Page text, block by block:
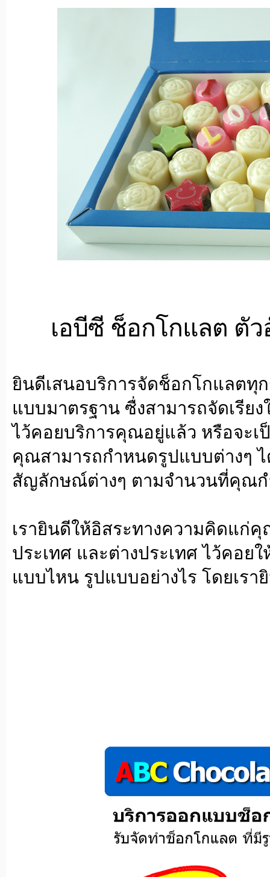
เอบีซี ช็อกโกแลต ตัว
ยินดีเสนอบริการจัดช็อกโกแลตทุ
แบบมาตรฐาน ซื่งสามารถจัดเรีย
ไว้คอยบริการคุณอยู่แล้ว หรือจะเ
คุณสามารถกำหนดรูปแบบต่างๆ ไ
สัญลักษณ์ต่างๆ ตามจำนวนที่คุณ
เรายินดีให้อิสระทางความคิดแก่
ประเทศ และต่างประเทศ ไว้คอ
แบบไหน รูปแบบอย่างไร โดยเร